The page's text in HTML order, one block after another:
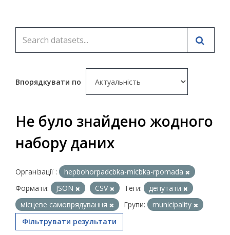
Впорядкувати по
Не було знайдено жодного
набору даних
Організації :
hepbohorpadcbka-micbka-rpomada
Формати:
JSON CSV Теги:
депутати
місцеве самоврядування
Групи:
municipality
Фільтрувати результати